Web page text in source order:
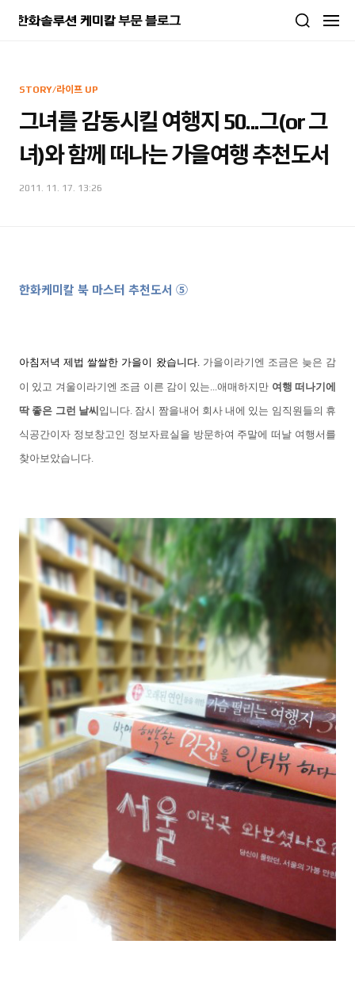
STORY/라이프 UP
그녀를 감동시킬 여행지 50...그(or 그
녀)와 함께 떠나는 가을여행 추천도서
2011. 11. 17. 13:26
한화케미칼 북 마스터 추천도서 ⑤
아침저녁 제법 쌀쌀한 가을이 왔습니다. 가을이라기엔 조금은 늦은 감
이 있고 겨울이라기엔 조금 이른 감이 있는...애매하지만 여행 떠나기에
딱 좋은 그런 날씨 입니다. 잠시 짬을내어 회사 내에 있는 임직원들의 휴
식공간이자 정보창고인 정보자료실을 방문하여 주말에 떠날 여행서를
찾아보았습니다.